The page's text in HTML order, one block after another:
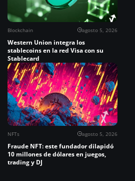
Blockchain agosto 5, 2026
Western Union integra los
stablecoins en la red Visa con su
Stablecard
NFTs agosto 5, 2026
Fraude NFT: este fundador dilapidó
10 millones de dólares en juegos,
trading y DJ